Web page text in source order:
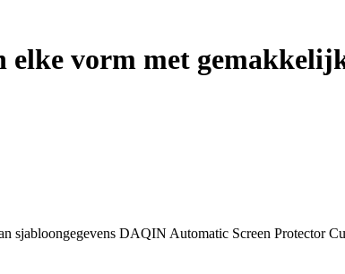
elke vorm met
sjabloongegevens DAQIN Automatic Screen Protector